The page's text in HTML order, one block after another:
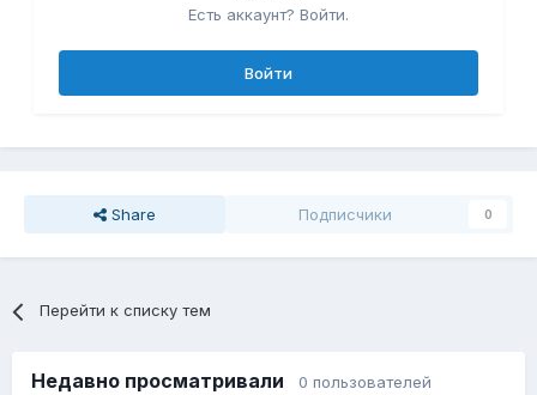
Есть аккаунт? Войти.
Войти
Share Подписчики 0
Перейти к списку тем
Недавно просматривали 0 пользователей